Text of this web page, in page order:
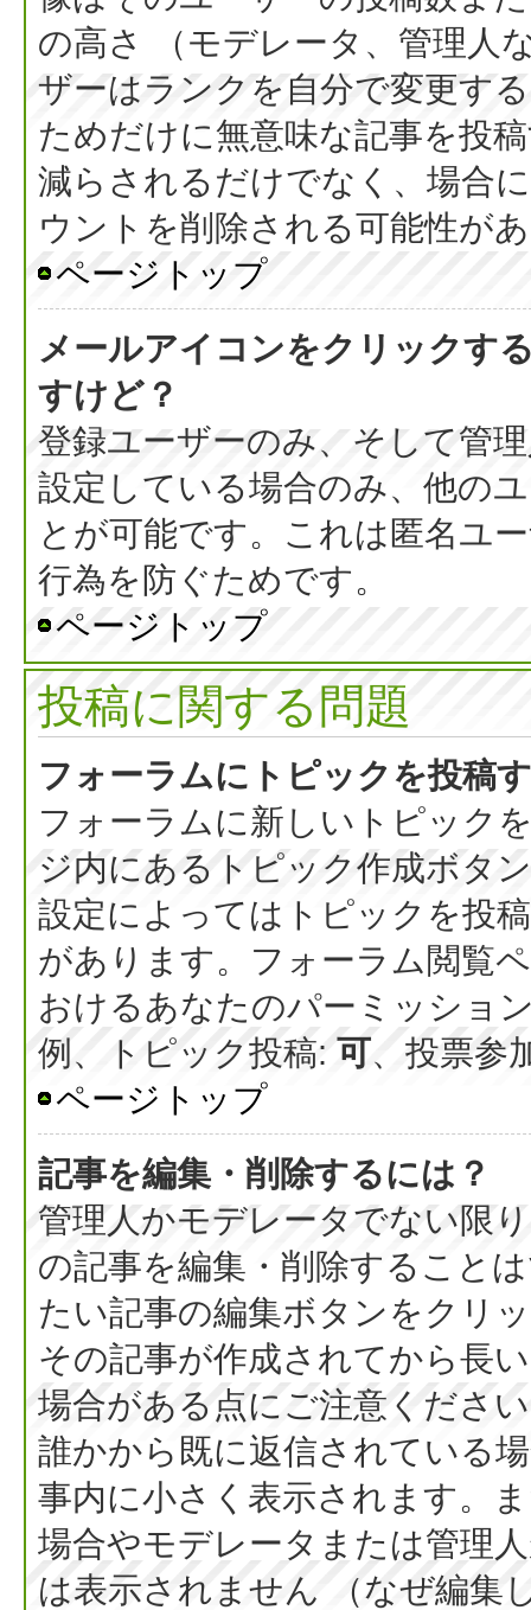
の高さ （モデレータ、管理人
ザーはランクを自分で変更す
ためだけに無意味な記事を投
減らされるだけでなく、場合
ウントを削除される可能性が
ページトップ
メールアイコンをクリックす
すけど？
登録ユーザーのみ、そして管
設定している場合のみ、他の
とが可能です。これは匿名ユ
行為を防ぐためです。
ページトップ
投稿に関する問題
フォーラムにトピックを投稿
フォーラムに新しいトピック
ジ内にあるトピック作成ボタ
設定によってはトピックを投
があります。フォーラム閲覧
おけるあなたのパーミッショ
例、トピック投稿: 可、投票参
ページトップ
記事を編集・削除するには？
管理人かモデレータでない限
の記事を編集・削除すること
たい記事の編集ボタンをクリ
その記事が作成されてから長
場合がある点にご注意くださ
誰かから既に返信されている
事内に小さく表示されます。
場合やモデレータまたは管理
は表示されません （なぜ編集